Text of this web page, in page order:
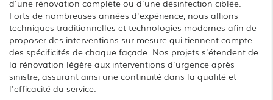
d'une rénovation complète ou d'une désinfection ciblée.
Forts de nombreuses années d'expérience, nous allions
techniques traditionnelles et technologies modernes afin de
proposer des interventions sur mesure qui tiennent compte
des spécificités de chaque façade. Nos projets s'étendent de
la rénovation légère aux interventions d'urgence après
sinistre, assurant ainsi une continuité dans la qualité et
l'efficacité du service.